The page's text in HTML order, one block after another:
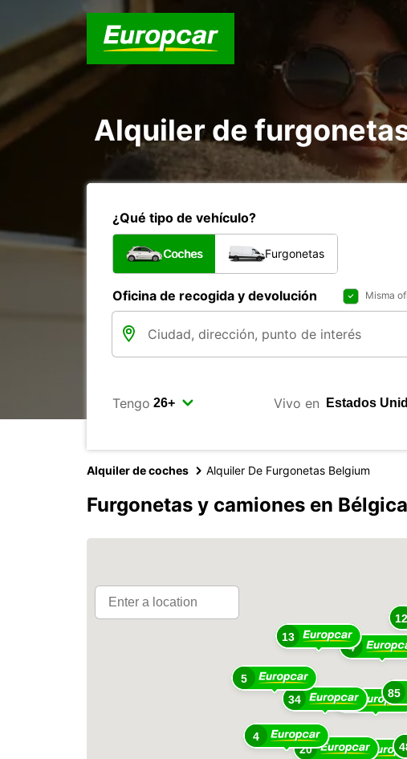
Alquiler de
¿Qué tipo de vehículo?
Coches Furgonetas
Oficina de recogida y devolución Misma
Tengo Vivo en
Alquiler de coches Alquiler De Furgonetas Belgium
Furgonetas y camiones en Bélgica
76
85
4
34
33
20
13
12
4
5